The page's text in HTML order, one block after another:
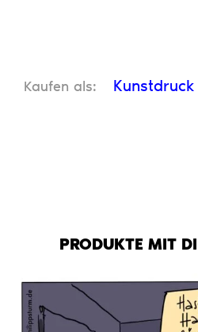
Kaufen als: Kunstdruck
PRODUKTE MIT